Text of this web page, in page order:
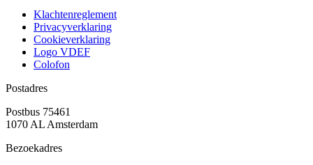
Klachtenreglement
Privacyverklaring
Cookieverklaring
Logo VDEF
Colofon
Postadres
Postbus 75461
1070 AL Amsterdam
Bezoekadres